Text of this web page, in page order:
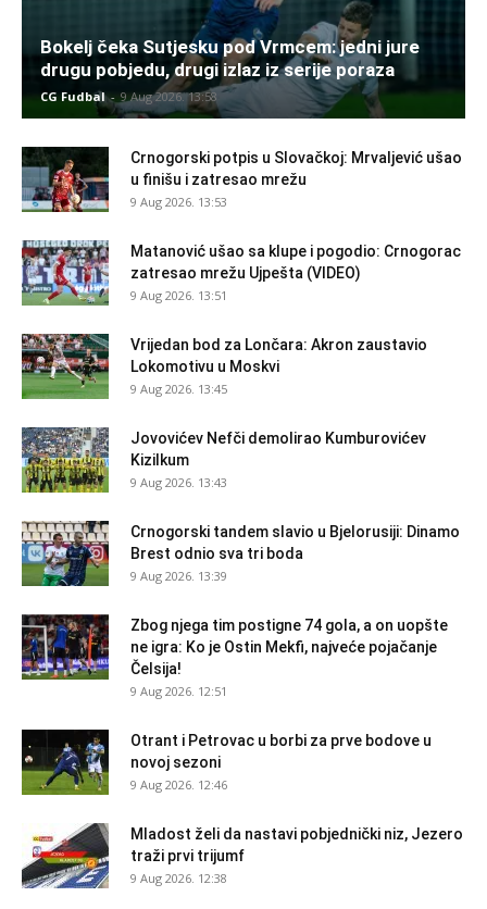
Bokelj čeka Sutjesku pod Vrmcem: jedni jure
drugu pobjedu, drugi izlaz iz serije poraza
CG Fudbal - 9 Aug 2026. 13:58
Crnogorski potpis u Slovačkoj: Mrvaljević ušao
u finišu i zatresao mrežu
9 Aug 2026. 13:53
Matanović ušao sa klupe i pogodio: Crnogorac
zatresao mrežu Ujpešta (VIDEO)
9 Aug 2026. 13:51
Vrijedan bod za Lončara: Akron zaustavio
Lokomotivu u Moskvi
9 Aug 2026. 13:45
Jovovićev Nefči demolirao Kumburovićev
Kizilkum
9 Aug 2026. 13:43
Crnogorski tandem slavio u Bjelorusiji: Dinamo
Brest odnio sva tri boda
9 Aug 2026. 13:39
Zbog njega tim postigne 74 gola, a on uopšte
ne igra: Ko je Ostin Mekfi, najveće pojačanje
Čelsija!
9 Aug 2026. 12:51
Otrant i Petrovac u borbi za prve bodove u
novoj sezoni
9 Aug 2026. 12:46
Mladost želi da nastavi pobjednički niz, Jezero
traži prvi trijumf
9 Aug 2026. 12:38